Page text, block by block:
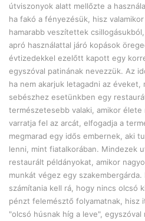
útviszonyok alatt mellőzte a
ha fakó a fényezésük, hisz
hamarabb veszítettek
apró használattal járó kopások
évtizedekkel ezelőtt kapott egy
egyszóval patinának nevezzük. Az
ha nem akarjuk letagadni az éveket,
sebészhez esetünkben egy
természetesebb valaki, amikor
varratja fel az arcát, elfogadja a
megmarad egy idős embernek, aki
lenni, mint fiatalkorában. Mindezek
restaurált példányokat, amikor
munkát végez egy szakembergárda.
számítania kell rá, hogy nincs olcsó
pénzt felemésztő folyamatnak, hisz
"olcsó húsnak híg a leve", egyszóval